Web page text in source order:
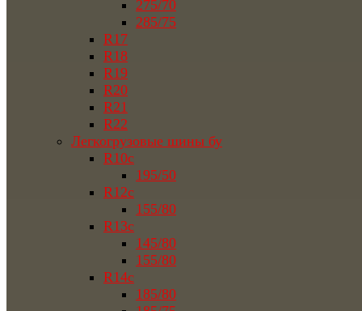
275/70
285/75
R17
R18
R19
R20
R21
R22
Легкогрузовые шины бу
R10c
195/50
R12c
155/80
R13c
145/80
155/80
R14c
185/80